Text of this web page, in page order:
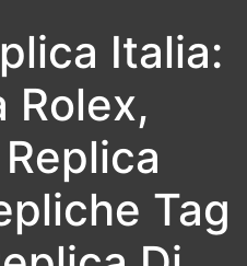
Italia:
Rolex,
Tag